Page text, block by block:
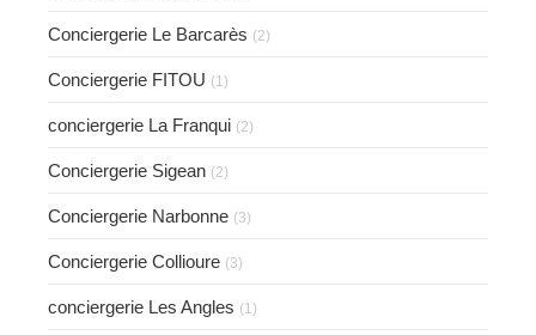
Conciergerie Le Barcarès (2)
Conciergerie FITOU (1)
conciergerie La Franqui (2)
Conciergerie Sigean (2)
Conciergerie Narbonne (3)
Conciergerie Collioure (3)
conciergerie Les Angles (1)